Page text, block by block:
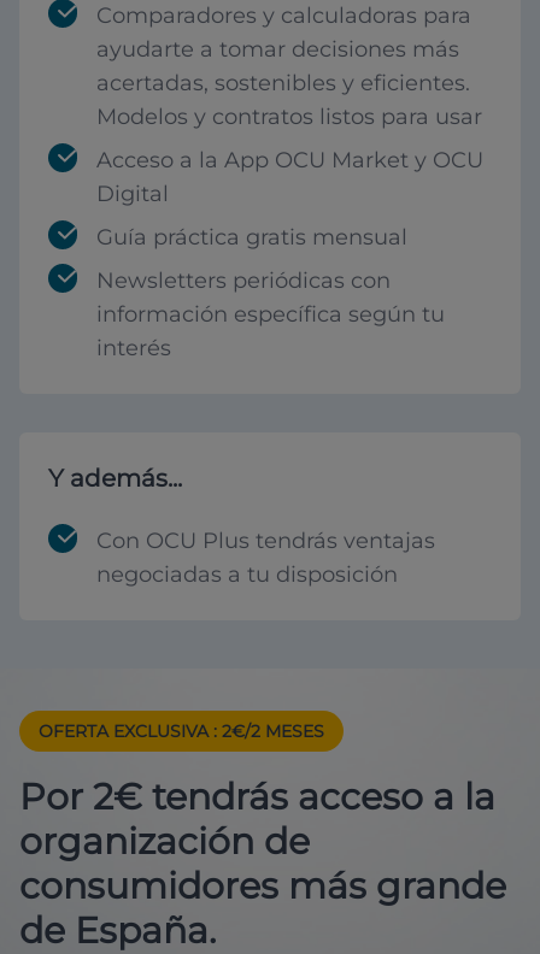
Comparadores y calculadoras para
ayudarte a tomar decisiones más
acertadas, sostenibles y eficientes.
Modelos y contratos listos para usar
Acceso a la App OCU Market y OCU
Digital
Guía práctica gratis mensual
Newsletters periódicas con
información específica según tu
interés
Y además...
Con OCU Plus tendrás ventajas
negociadas a tu disposición
OFERTA EXCLUSIVA : 2€/2 MESES
Por 2€ tendrás acceso a la
organización de
consumidores más grande
de España.